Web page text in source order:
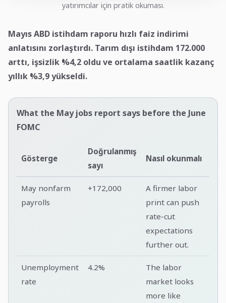
yatırımcılar için pratik okuması.
Mayıs ABD istihdam raporu hızlı faiz indirimi
anlatısını zorlaştırdı. Tarım dışı istihdam 172.000
arttı, işsizlik %4,2 oldu ve ortalama saatlik kazanç
yıllık %3,9 yükseldi.
What the May jobs report says before the June
FOMC
Gösterge
Doğrulanmış
sayı
Nasıl okunmalı
May nonfarm
payrolls
+172,000
A firmer labor
print can push
rate-cut
expectations
further out.
Unemployment
rate
4.2%
The labor
market looks
more like